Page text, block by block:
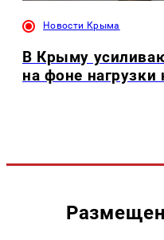
Новости Крыма
В Крыму
на фоне нагрузки